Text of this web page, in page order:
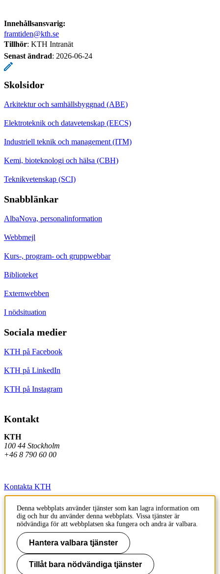
Innehållsansvarig:
framtiden@kth.se
Tillhör: KTH Intranät
Senast ändrad: 2026-06-24
Skolsidor
Arkitektur och samhällsbyggnad (ABE)
Elektroteknik och datavetenskap (EECS)
Industriell teknik och management (ITM)
Kemi, bioteknologi och hälsa (CBH)
Teknikvetenskap (SCI)
Snabblänkar
AlbaNova, personalinformation
Webbmejl
Kurs-, program- och gruppwebbar
Biblioteket
Externwebben
I nödsituation
Sociala medier
KTH på Facebook
KTH på LinkedIn
KTH på Instagram
Kontakt
KTH
100 44 Stockholm
+46 8 790 60 00
Kontakta KTH
Jobba på KTH
Press och media
Faktura och betalning KTH
Om KTH:s webbplatser
Denna webbplats använder tjänster som kan lagra information om
dig och hur du använder denna webbplats. Vissa tjänster är
nödvändiga för att webbplatsen ska fungera och andra är valbara.
Hantera valbara tjänster
Tillåt bara nödvändiga tjänster